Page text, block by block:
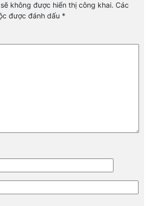
không được hiển thị công khai. Các
được đánh dấu *